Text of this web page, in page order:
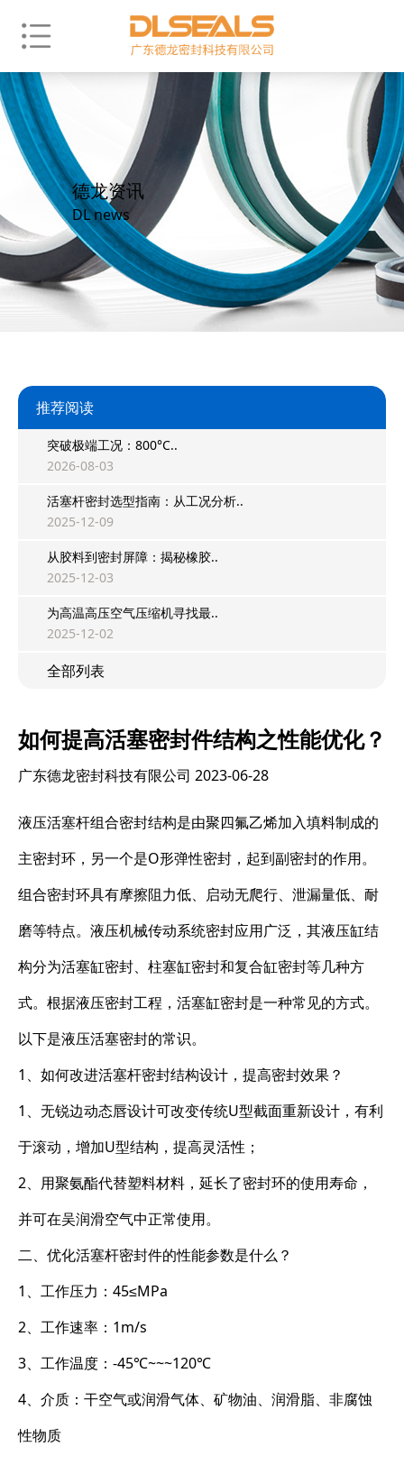
德龙资讯
DL news
推荐阅读
突破极端工况：800°C..
2026-08-03
活塞杆密封选型指南：从工况分析..
2025-12-09
从胶料到密封屏障：揭秘橡胶..
2025-12-03
为高温高压空气压缩机寻找最..
2025-12-02
全部列表
如何提高活塞密封件结构之性能优化？
广东德龙密封科技有限公司 2023-06-28
液压活塞杆组合密封结构是由聚四氟乙烯加入填料制成的
主密封环，另一个是O形弹性密封，起到副密封的作用。
组合密封环具有摩擦阻力低、启动无爬行、泄漏量低、耐
磨等特点。液压机械传动系统密封应用广泛，其液压缸结
构分为活塞缸密封、柱塞缸密封和复合缸密封等几种方
式。根据液压密封工程，活塞缸密封是一种常见的方式。
以下是液压活塞密封的常识。
1、如何改进活塞杆密封结构设计，提高密封效果？
1、无锐边动态唇设计可改变传统U型截面重新设计，有利
于滚动，增加U型结构，提高灵活性；
2、用聚氨酯代替塑料材料，延长了密封环的使用寿命，
并可在吴润滑空气中正常使用。
二、优化活塞杆密封件的性能参数是什么？
1、工作压力：45≤MPa
2、工作速率：1m/s
3、工作温度：-45℃~~~120℃
4、介质：干空气或润滑气体、矿物油、润滑脂、非腐蚀
性物质